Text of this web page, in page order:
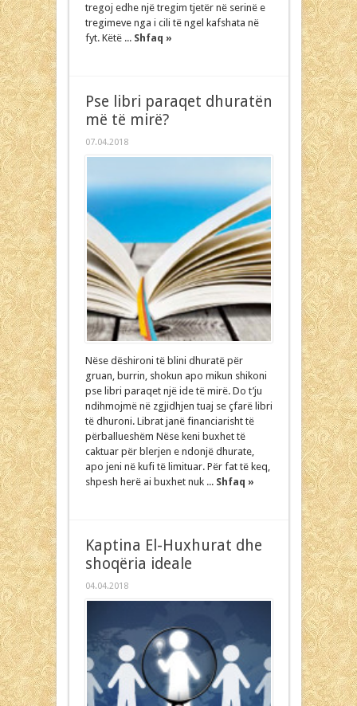
tregoj edhe një tregim tjetër në serinë e
tregimeve nga i cili të ngel kafshata në
fyt. Këtë ... Shfaq »
Pse libri paraqet dhuratën
më të mirë?
07.04.2018
Nëse dëshironi të blini dhuratë për
gruan, burrin, shokun apo mikun shikoni
pse libri paraqet një ide të mirë. Do t’ju
ndihmojmë në zgjidhjen tuaj se çfarë libri
të dhuroni. Librat janë financiarisht të
përballueshëm Nëse keni buxhet të
caktuar për blerjen e ndonjë dhurate,
apo jeni në kufi të limituar. Për fat të keq,
shpesh herë ai buxhet nuk ... Shfaq »
Kaptina El-Huxhurat dhe
shoqëria ideale
04.04.2018